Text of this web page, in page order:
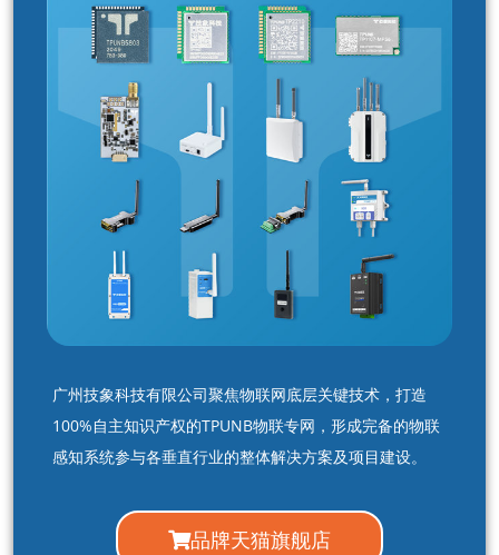
广州技象科技有限公司聚焦物联网底层关键技术，打造
100%自主知识产权的TPUNB物联专网，形成完备的物联
感知系统参与各垂直行业的整体解决方案及项目建设。
品牌天猫旗舰店